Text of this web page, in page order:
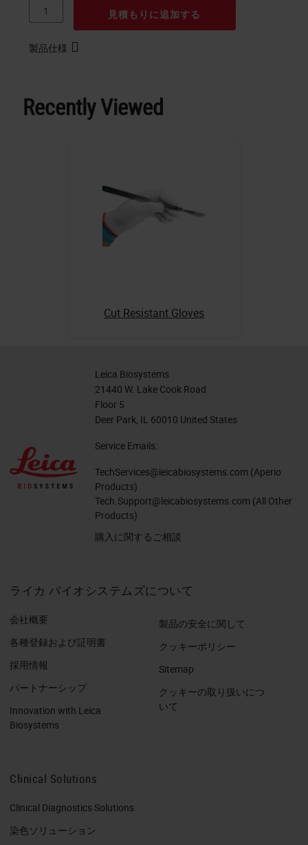
見積もりに追加する
製品仕様
Recently Viewed
Cut Resistant Gloves
Leica Biosystems
21440 W. Lake Cook Road
Floor 5
Deer Park, IL 60010 United States
Service Emails:
TechServices@leicabiosystems.com (Aperio
Products)
Tech.Support@leicabiosystems.com (All Other
Products)
購入に関するご相談
ライカ バイオシステムズについて
会社概要
各種登録および証明書
採用情報
パートナーシップ
Innovation with Leica
Biosystems
製品の安全に関して
クッキーポリシー
Sitemap
クッキーの取り扱いにつ
いて
Clinical Solutions
Clinical Diagnostics Solutions
染色ソリューション